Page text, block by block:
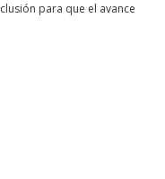
para que el avance